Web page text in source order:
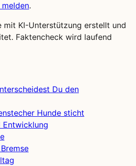
.
mit KI-Unterstützung erstellt und
Faktencheck wird laufend
Du den
Hunde sticht
Entwicklung